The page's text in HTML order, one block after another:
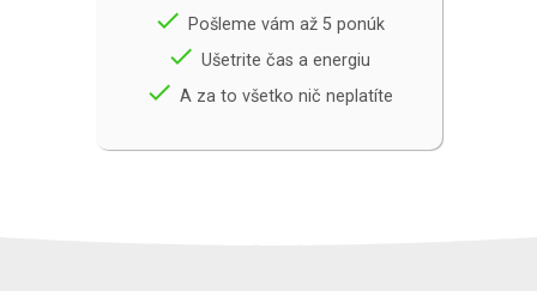
done Pošleme vám až 5 ponúk
done Ušetrite čas a energiu
done A za to všetko nič neplatíte